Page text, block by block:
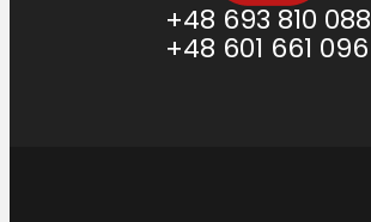
+48 693 810 088
+48 601 661 096